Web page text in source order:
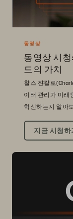
동영상
동영상 시
드의 가치
찰스 쟌칼로
이터 관리가 미래
혁신하는지 알아
지금 시청하